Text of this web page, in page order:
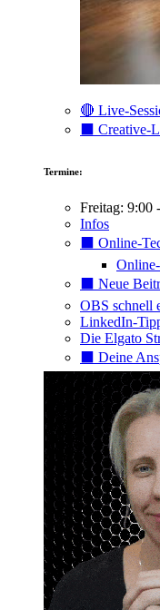
🔴 Live-
⬛️ Creative-
Termine:
Freitag: 9:00
Infos
⬛️ Online-
⬛️ Neue
OBS schnell
LinkedIn-
Die Elgato
⬛️ Deine